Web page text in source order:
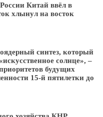
Китай ввёл в
хлынул на восток
синтез, который
солнце», –
будущих
15-й пятилетки до